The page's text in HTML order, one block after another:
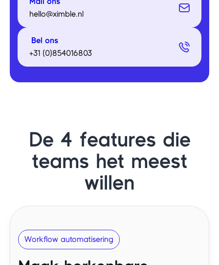
hello@ximble.nl
Bel ons
+31 (0)854016803
De 4 features die
teams het meest
willen
Workflow automatisering